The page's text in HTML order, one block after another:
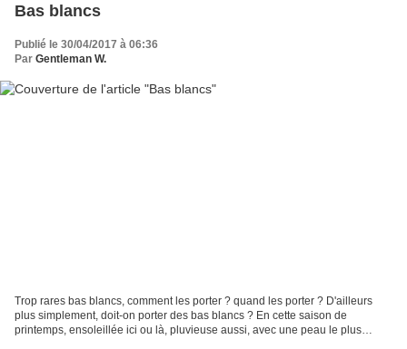
Bas blancs
Publié le 30/04/2017 à 06:36
Par Gentleman W.
Trop rares bas blancs, comment les porter ? quand les porter ? D'ailleurs
plus simplement, doit-on porter des bas blancs ? En cette saison de
printemps, ensoleillée ici ou là, pluvieuse aussi, avec une peau le plus